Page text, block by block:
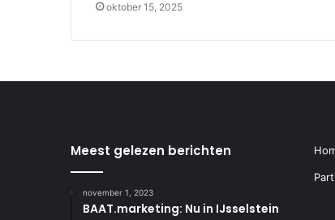
oktober 15, 2025
Meest gelezen berichten
november 1, 2023
BAAT.marketing: Nu in IJsselstein